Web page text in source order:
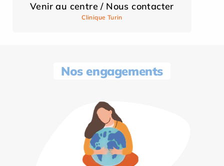
Venir au centre / Nous contacter
Clinique Turin
Nos engagements